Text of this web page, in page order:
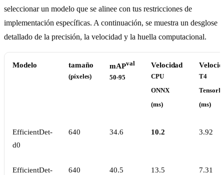
seleccionar un modelo que se alinee con tus restricciones de
implementación específicas. A continuación, se muestra un desglose
detallado de la precisión, la velocidad y la huella computacional.
Modelo tamaño
(píxeles)
mAPval
50-95
Velocidad
CPU
ONNX
(ms)
T4
(ms)
EfficientDet-
d0
640 34.6 10.2 3.92
EfficientDet-
640 40.5 13.5 7.31